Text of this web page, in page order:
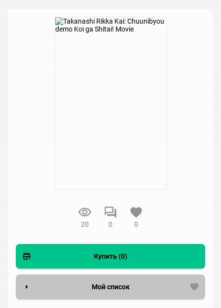
20 0 0
Купить (0)
Мой список